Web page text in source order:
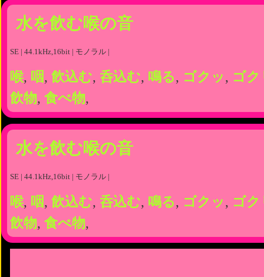
水を飲む喉の音
SE | 44.1kHz,16bit | モノラル |
喉, 咽, 飲込む, 呑込む, 鳴る, ゴクッ , ゴ
飲物, 食べ物,
水を飲む喉の音
SE | 44.1kHz,16bit | モノラル |
喉, 咽, 飲込む, 呑込む, 鳴る, ゴクッ , ゴ
飲物, 食べ物,